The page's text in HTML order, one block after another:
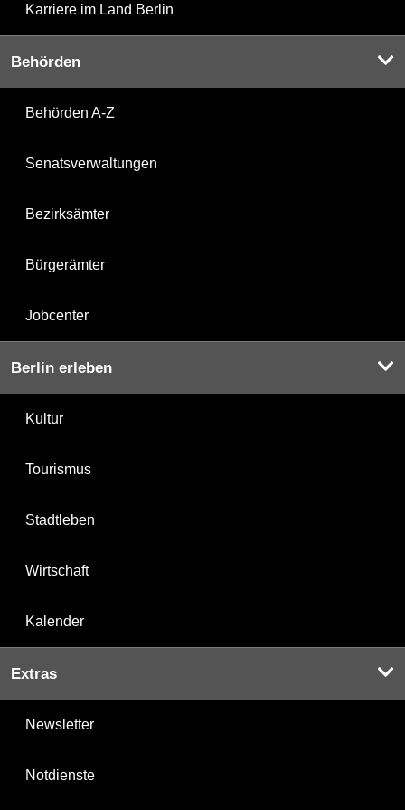
Karriere im Land Berlin
Behörden
Behörden A-Z
Senatsverwaltungen
Bezirksämter
Bürgerämter
Jobcenter
Berlin erleben
Kultur
Tourismus
Stadtleben
Wirtschaft
Kalender
Extras
Newsletter
Notdienste